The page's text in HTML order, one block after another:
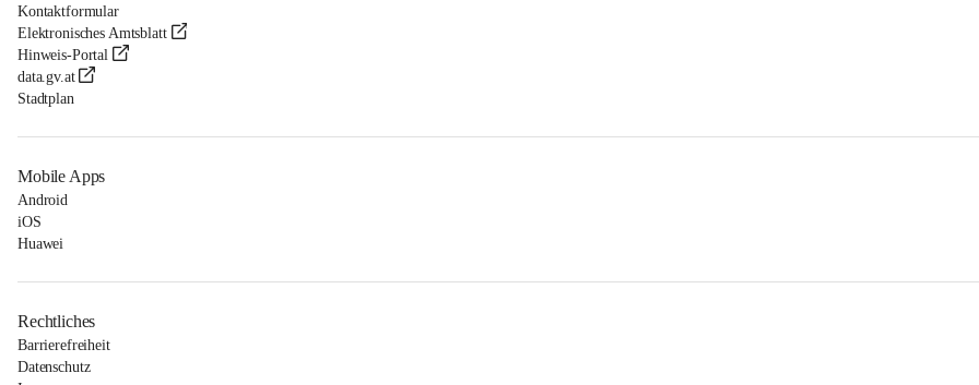
Kontaktformular
Elektronisches Amtsblatt
Hinweis-Portal
data.gv.at
Stadtplan
Mobile Apps
Android
iOS
Huawei
Rechtliches
Barrierefreiheit
Datenschutz